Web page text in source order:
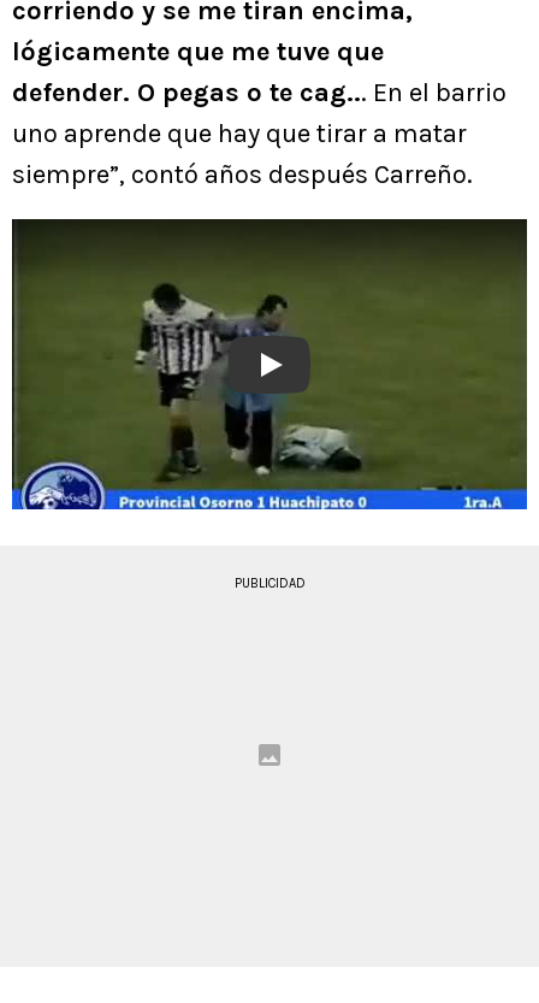
corriendo y se me tiran encima,
lógicamente que me tuve que
defender. O pegas o te cag... En el barrio
uno aprende que hay que tirar a matar
siempre”, contó años después Carreño.
Play
PUBLICIDAD